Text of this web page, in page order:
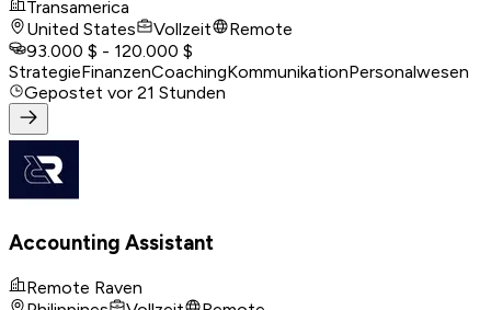
Transamerica
United States
Vollzeit
Remote
93.000 $ - 120.000 $
StrategieFinanzenCoachingKommunikationPersonalwesen
Gepostet vor 21 Stunden
Accounting Assistant
Remote Raven